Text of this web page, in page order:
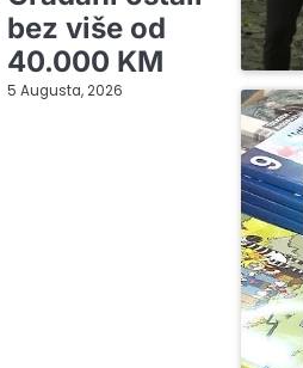
bez više od
40.000 KM
5 Augusta, 2026